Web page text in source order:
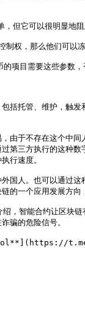
它可以很明显地阻
那么他们可以冻
项目需要这些参数，
括托管、维护，触
于不存在这个中
第三方执行的这种
行速度。
国人。也可以通过
一个应用发展方
，智能合约让区
骗的危险信号。